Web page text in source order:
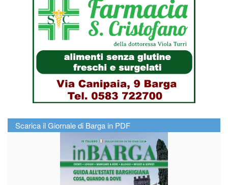
Scarica il Giornale di Barga in PDF